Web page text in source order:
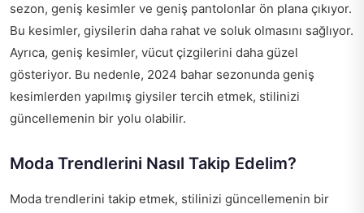
sezon, geniş kesimler ve geniş pantolonlar ön plana çıkıyor.
Bu kesimler, giysilerin daha rahat ve soluk olmasını sağlıyor.
Ayrıca, geniş kesimler, vücut çizgilerini daha güzel
gösteriyor. Bu nedenle, 2024 bahar sezonunda geniş
kesimlerden yapılmış giysiler tercih etmek, stilinizi
güncellemenin bir yolu olabilir.
Moda Trendlerini Nasıl Takip Edelim?
Moda trendlerini takip etmek, stilinizi güncellemenin bir